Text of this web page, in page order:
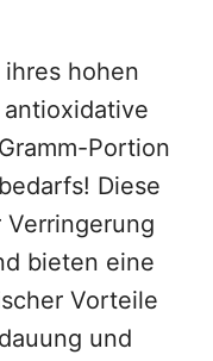
hohen
Portion
Diese
bieten eine
Vorteile
und